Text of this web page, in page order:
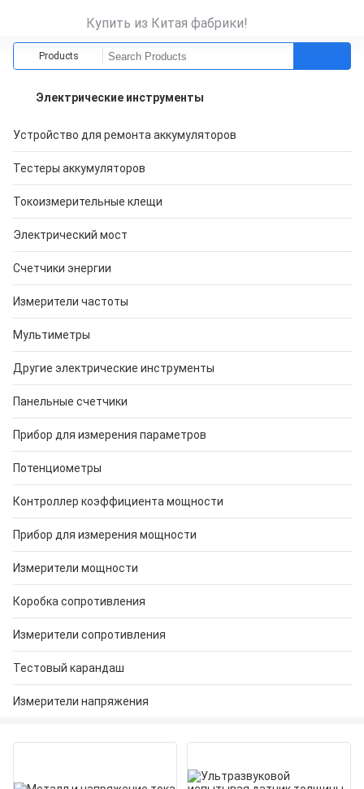
Купить из Китая фабрики!
Products
Электрические инструменты
Устройство для ремонта аккумуляторов
Тестеры аккумуляторов
Токоизмерительные клещи
Электрический мост
Счетчики энергии
Измерители частоты
Мультиметры
Другие электрические инструменты
Панельные счетчики
Прибор для измерения параметров
Потенциометры
Контроллер коэффициента мощности
Прибор для измерения мощности
Измерители мощности
Коробка сопротивления
Измерители сопротивления
Тестовый карандаш
Измерители напряжения